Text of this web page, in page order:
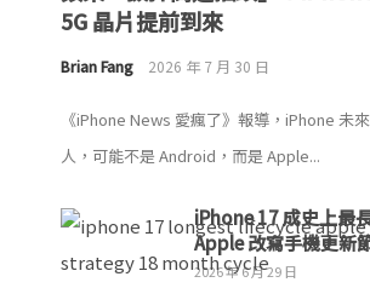
5G 晶片提前到來
Brian Fang 2026 年 7 月 30 日
《iPhone News 愛瘋了》報導，iPhone 未
人，可能不是 Android，而是 Apple...
iPhone 17 成史上最
Apple 改寫手機更新
2026 年 6 月 29 日